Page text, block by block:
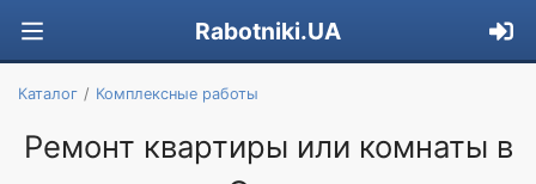
Rabotniki.UA
Каталог Комплексные работы
Ремонт квартиры или комнаты в